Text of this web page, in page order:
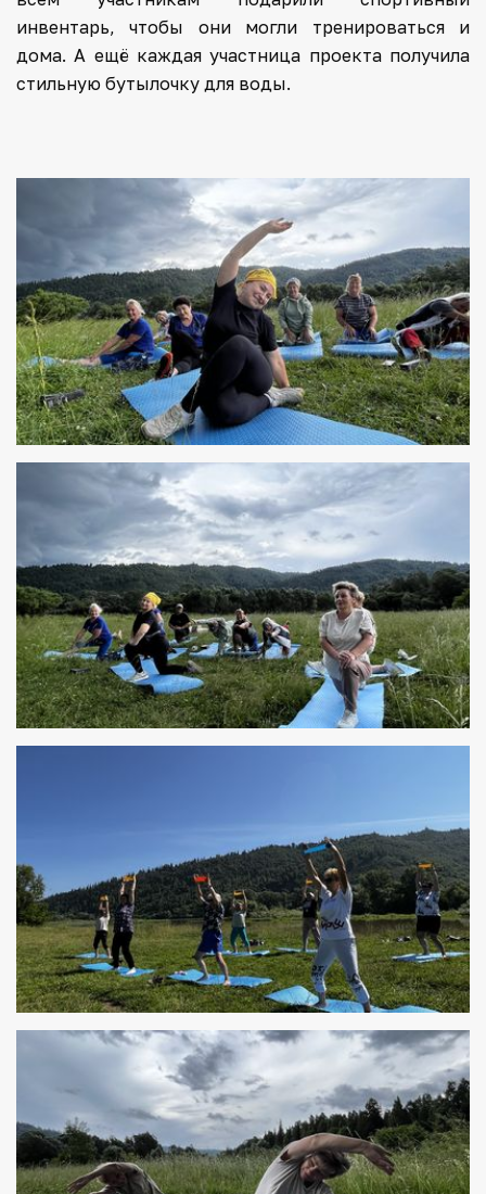
инвентарь, чтобы они могли тренироваться и
дома. А ещё каждая участница проекта получила
стильную бутылочку для воды.